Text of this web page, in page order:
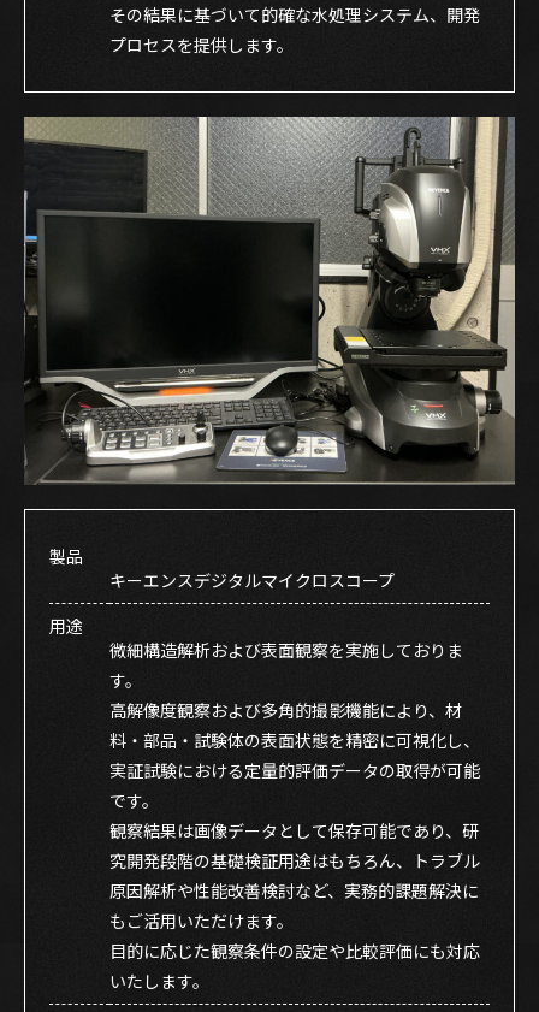
その結果に基づいて的確な水処理システム、開発
プロセスを提供します。
製品
キーエンスデジタルマイクロスコープ
用途
微細構造解析および表面観察を実施しておりま
す。
高解像度観察および多角的撮影機能により、材
料・部品・試験体の表面状態を精密に可視化し、
実証試験における定量的評価データの取得が可能
です。
観察結果は画像データとして保存可能であり、研
究開発段階の基礎検証用途はもちろん、トラブル
原因解析や性能改善検討など、実務的課題解決に
もご活用いただけます。
目的に応じた観察条件の設定や比較評価にも対応
いたします。